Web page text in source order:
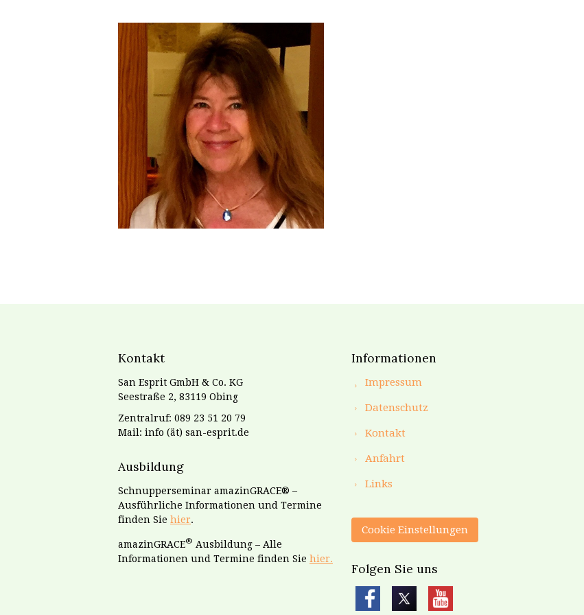
Kontakt
San Esprit GmbH & Co. KG
Seestraße 2, 83119 Obing
Zentralruf: 089 23 51 20 79
Mail: info (ät) san-esprit.de
Ausbildung
Schnupperseminar amazinGRACE® –
Ausführliche Informationen und Termine
finden Sie hier.
amazinGRACE® Ausbildung – Alle
Informationen und Termine finden Sie hier.
Informationen
Impressum
Datenschutz
Kontakt
Anfahrt
Links
Cookie Einstellungen
Folgen Sie uns